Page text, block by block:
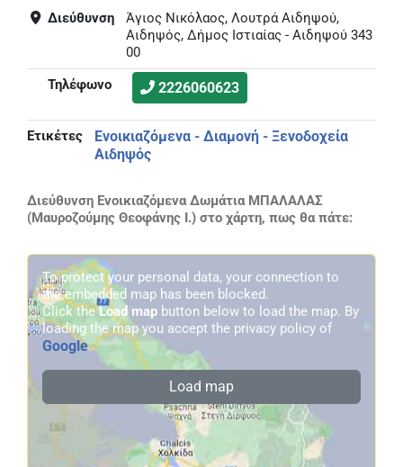
Διεύθυνση
Άγιος Νικόλαος, Λουτρά Αιδηψού,
Αιδηψός, Δήμος Ιστιαίας - Αιδηψού 343
00
Τηλέφωνο
2226060623
Ετικέτες
Ενοικιαζόμενα - Διαμονή - Ξενοδοχεία
Αιδηψός
Διεύθυνση Ενοικιαζόμενα Δωμάτια ΜΠΑΛΑΛΑΣ
(Μαυροζούμης Θεοφάνης Ι.) στο χάρτη, πως θα πάτε:
To protect your personal data, your connection to
the embedded map has been blocked.
Click theLoad map button below to load the map. By
loading the map you accept the privacy policy of
Google.
Load map